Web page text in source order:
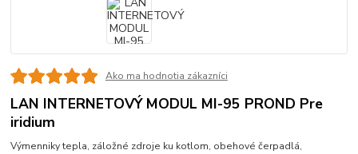
Ako ma hodnotia zákazníci
LAN INTERNETOVÝ MODUL MI-95 PROND Pre
iridium
Výmenniky tepla, záložné zdroje ku kotlom, obehové čerpadlá,